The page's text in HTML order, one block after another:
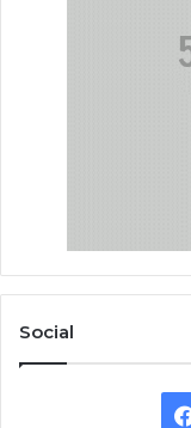
Social